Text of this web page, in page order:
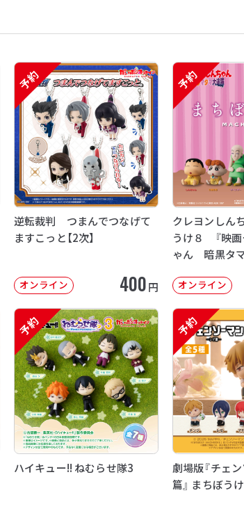
予約
逆転裁判 つまんでつなげて
ますこっと【2次】
オンライン 400円
予約
クレヨンしん
うけ８ 『映
ゃん 暗黒タマ
オンライン
予約
ハイキュー!! ねむらせ隊3
予約
劇場版『チェ
篇』 まちぼうけ